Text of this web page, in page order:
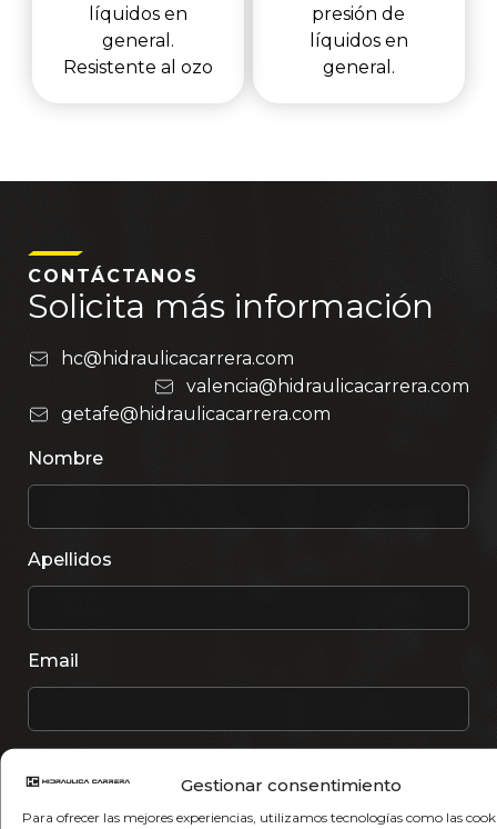
Gestionar consentimiento
Para ofrecer las mejores experiencias, utilizamos tecnologías como las
líquidos en
general.
Resistente al ozo
presión de
líquidos en
general.
CONTÁCTANOS
Solicita más información
hc@hidraulicacarrera.com
valencia@hidraulicacarrera.com
getafe@hidraulicacarrera.com
Nombre
Apellidos
Email